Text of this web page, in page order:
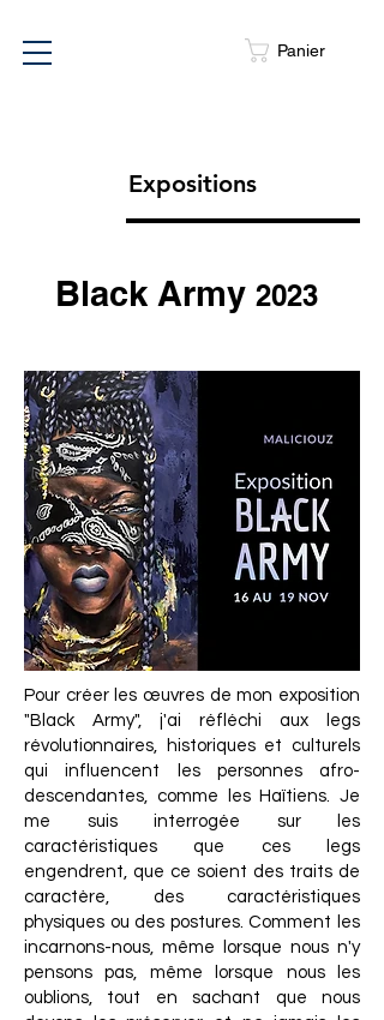
Panier
Expositions
Black Army 2023
Pour créer les œuvres de mon exposition
"Black Army", j'ai réfléchi aux legs
révolutionnaires, historiques et culturels
qui influencent les personnes afro-
descendantes, comme les Haïtiens. Je
me suis interrogée sur les
caractéristiques que ces legs
engendrent, que ce soient des traits de
caractère, des caractéristiques
physiques ou des postures. Comment les
incarnons-nous, même lorsque nous n'y
pensons pas, même lorsque nous les
oublions, tout en sachant que nous